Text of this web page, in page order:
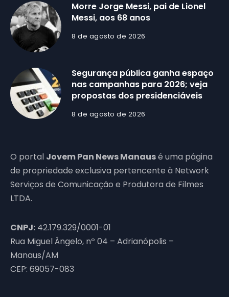
Morre Jorge Messi, pai de Lionel
Messi, aos 68 anos
8 de agosto de 2026
Segurança pública ganha espaço
nas campanhas para 2026; veja
propostas dos presidenciáveis
8 de agosto de 2026
O portal Jovem Pan News Manausé uma página
de propriedade exclusiva pertencente à Network
Serviços de Comunicação e Produtora de Filmes
LTDA.
CNPJ: 42.179.329/0001-01
Rua Miguel Ângelo, nº 04 – Adrianópolis –
Manaus/AM
CEP: 69057-083